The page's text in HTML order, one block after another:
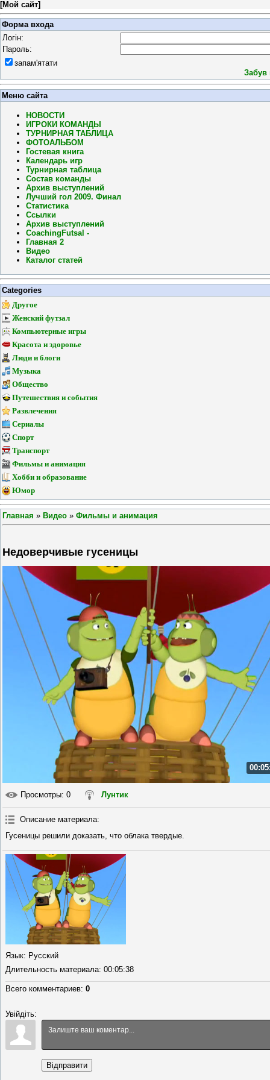
[Мой сайт]
Форма входа
Логін:
Пароль:
запам'ятати
Забув
Меню сайта
НОВОСТИ
ИГРОКИ КОМАНДЫ
ТУРНИРНАЯ ТАБЛИЦА
ФОТОАЛЬБОМ
Гостевая книга
Календарь игр
Турнирная таблица
Состав команды
Архив выступлений
Лучший гол 2009. Финал
Статистика
Ссылки
Архив выступлений
CoachingFutsal -
Главная 2
Видео
Каталог статей
Categories
Другое
Женский футзал
Компьютерные игры
Красота и здоровье
Люди и блоги
Музыка
Общество
Путешествия и события
Развлечения
Сериалы
Спорт
Транспорт
Фильмы и анимация
Хобби и образование
Юмор
Главная » Видео » Фильмы и анимация
Недоверчивые гусеницы
Просмотры: 0 Лунтик
Описание материала:
Гусеницы решили доказать, что облака твердые.
Язык: Русский
Длительность материала: 00:05:38
Всего комментариев: 0
Увійдіть:
Відправити